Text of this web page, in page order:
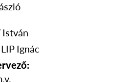
István
Ignác